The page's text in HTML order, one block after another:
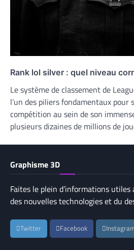
Rank lol silver : quel niveau
Le système de classement de
l’un des piliers fondamentaux
compétition au sein de son
plusieurs dizaines de millions de
Graphisme 3D
Faites le plein d’informations
des nouvelles technologies et du
Twitter Facebook